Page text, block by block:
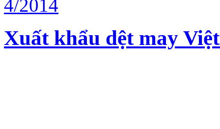
Xuất khẩu dệt may